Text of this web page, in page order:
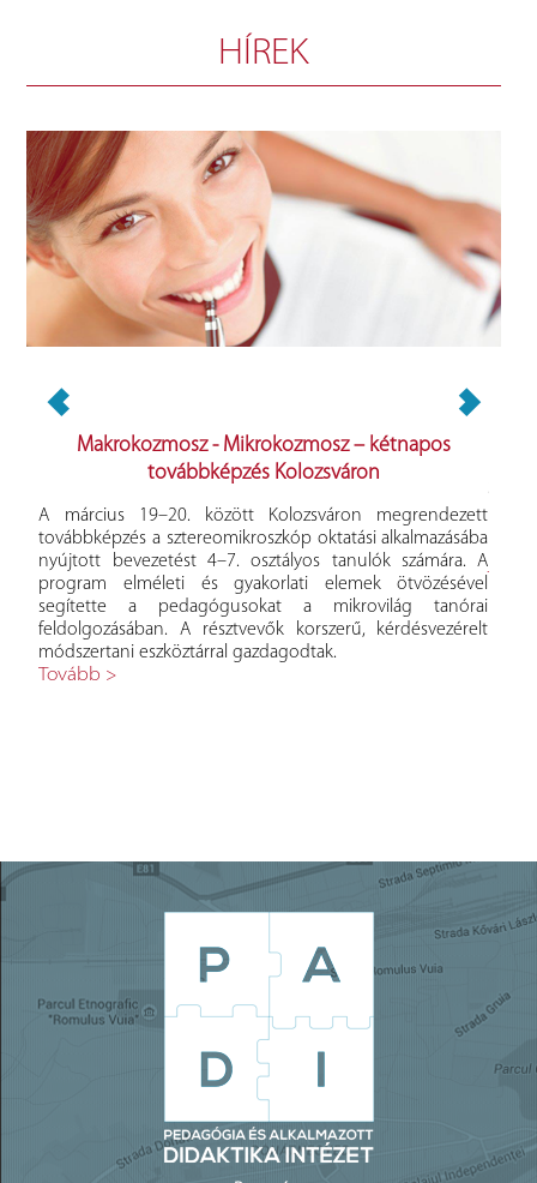
HÍREK
17.
A március 19–20. között Kolozsváron megrendezett
továbbképzés a sztereomikroszkóp oktatási alkalmazásába
nyújtott bevezetést 4–7. osztályos tanulók számára. A
program elméleti és gyakorlati elemek ötvözésével
segítette a pedagógusokat a mikrovilág tanórai
feldolgozásában. A résztvevők korszerű, kérdésvezérelt
módszertani eszköztárral gazdagodtak.
Tovább >
Makrokozmosz - Mikrokozmosz – kétnapos
továbbképzés Kolozsváron